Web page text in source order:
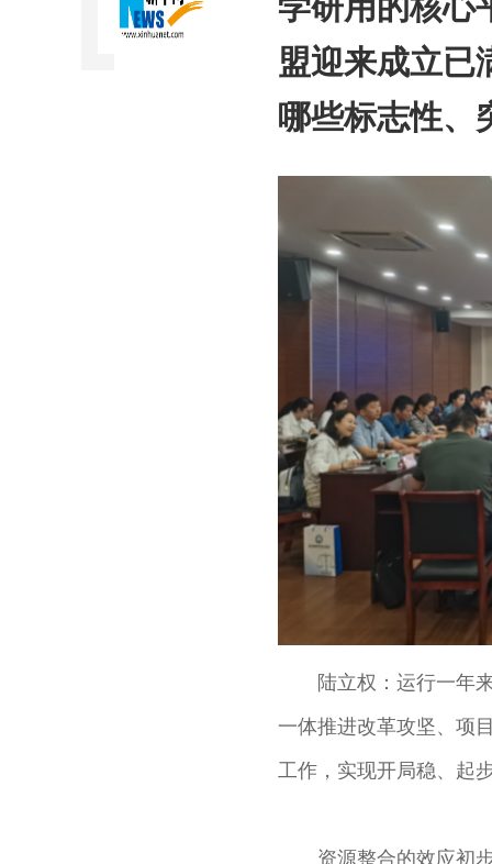
盟迎来成立已
哪些标志性、
陆立权：运行一年
一体推进改革攻坚、项
工作，实现开局稳、起
资源整合的效应初